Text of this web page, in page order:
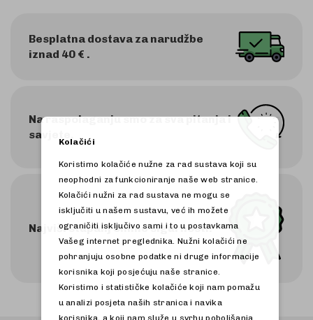
Besplatna dostava za narudžbe
iznad 40 € .
Na raspolaganju smo za sva pitanja i
savjete.
Najviši stupanj online sigurnosti.
Kolačići
Koristimo kolačiće nužne za rad sustava koji su
neophodni za funkcioniranje naše web stranice.
Kolačići nužni za rad sustava ne mogu se
isključiti u našem sustavu, već ih možete
ograničiti isključivo sami i to u postavkama
Vašeg internet preglednika. Nužni kolačići ne
pohranjuju osobne podatke ni druge informacije
korisnika koji posjećuju naše stranice.
Koristimo i statističke kolačiće koji nam pomažu
u analizi posjeta naših stranica i navika
korisnika, a koji nam služe u svrhu poboljšanja